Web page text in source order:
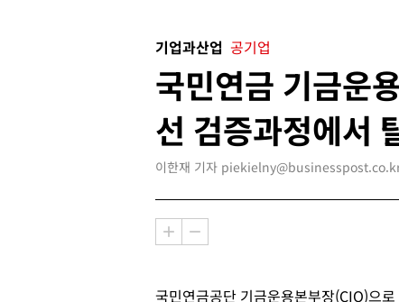
기업과산업 공기업
국민연금 기금운
선 검증과정에서
이한재 기자
국민연금공단 기금운용본부장(CIO)으